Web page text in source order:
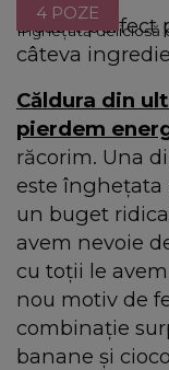
Înghețată deliciosă
4 POZE
Desert perfect
câteva
Căldura din
pierdem
răcorim. Una
este înghețata
un buget
avem nevoie
cu toții le
nou motiv de
combinație
banane și